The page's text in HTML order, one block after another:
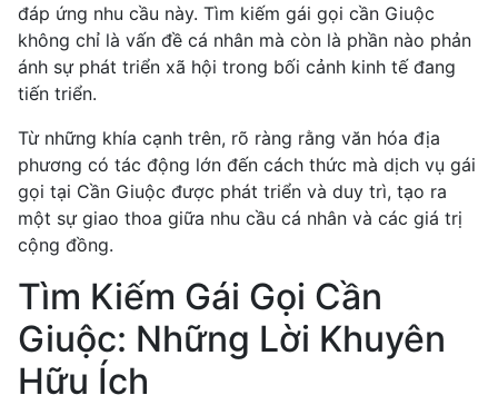
đáp ứng nhu cầu này. Tìm kiếm gái gọi cần Giuộc
không chỉ là vấn đề cá nhân mà còn là phần nào phản
ánh sự phát triển xã hội trong bối cảnh kinh tế đang
tiến triển.
Từ những khía cạnh trên, rõ ràng rằng văn hóa địa
phương có tác động lớn đến cách thức mà dịch vụ gái
gọi tại Cần Giuộc được phát triển và duy trì, tạo ra
một sự giao thoa giữa nhu cầu cá nhân và các giá trị
cộng đồng.
Tìm Kiếm Gái Gọi Cần
Giuộc: Những Lời Khuyên
Hữu Ích